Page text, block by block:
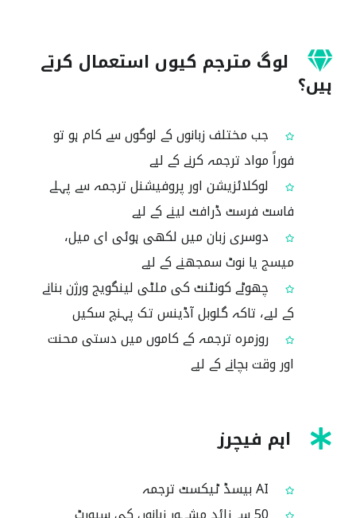
لوگ مترجم کیوں استعمال کرتے
ہیں؟
جب مختلف زبانوں کے لوگوں سے کام ہو تو
فوراً مواد ترجمہ کرنے کے لیے
لوکلائزیشن اور پروفیشنل ترجمہ سے پہلے
فاسٹ فرسٹ ڈرافٹ لینے کے لیے
دوسری زبان میں لکھی ہوئی ای میل،
میسج یا نوٹ سمجھنے کے لیے
چھوٹے کونٹنٹ کی ملٹی لینگویج ورژن بنانے
کے لیے، تاکہ گلوبل آڈینس تک پہنچ سکیں
روزمرہ ترجمہ کے کاموں میں دستی محنت
اور وقت بچانے کے لیے
اہم فیچرز